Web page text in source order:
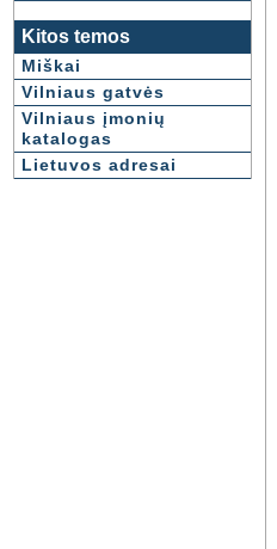
Kitos temos
Miškai
Vilniaus gatvės
Vilniaus įmonių
katalogas
Lietuvos adresai